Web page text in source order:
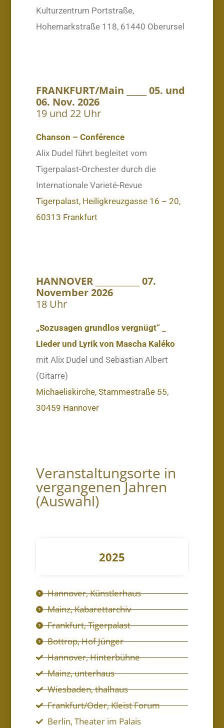
Kulturzentrum Portstraße,
Hohemarkstraße 118, 61440 Oberursel
FRANKFURT/Main _____ 05. und
06. Nov. 2026
19 und 22 Uhr
Chanson – Conférence
Alix Dudel führt begleitet vom
Tigerpalast-Orchester durch die
Internationale Varieté-Revue
Tigerpalast, Heiligkreuzgasse 16 – 20,
60313 Frankfurt
HANNOVER ___________ 07.
November 2026
18 Uhr
„Sozusagen grundlos vergnügt“ _
Lieder und Lyrik von Mascha Kaléko
mit Alix Dudel und Sebastian Albert
(Gitarre)
Michaeliskirche, Stammestraße 55,
30459 Hannover
Veranstaltungsorte in
vergangenen Jahren
(Auswahl)
2025
Hannover, Künstlerhaus
Mainz, Kabarettarchiv
Frankfurt, Tigerpalast
Bottrop, Hof Jünger
Hannover, Hinterbühne
Mainz, unterhaus
Wiesbaden, thalhaus
Frankfurt/Oder, Kleist Forum
Berlin, Theater im Palais